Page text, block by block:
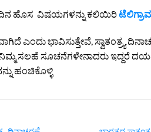
ದಿನ ಹೊಸ ವಿಷಯಗಳನ್ನು ಕಲಿಯಿರಿ
ಎಂದು ಭಾವಿಸುತ್ತೇವೆ, ಸ್ವಾತಂತ್ರ್ಯ
ಸಲಹೆ ಸೂಚನೆಗಳೇನಾದರು ಇದ್ದರೆ
ಹಂಚಿಕೊಳ್ಳಿ